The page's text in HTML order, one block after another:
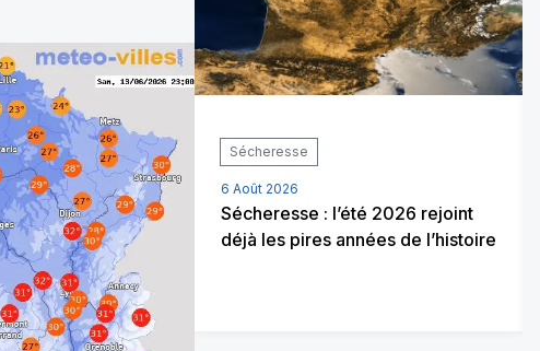
Sécheresse
6 Août 2026
Sécheresse : l’été 2026 rejoint
déjà les pires années de l’histoire